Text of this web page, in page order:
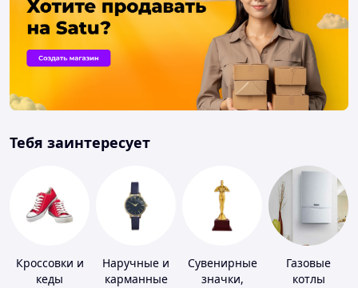
Тебя заинтересует
Кроссовки и
кеды
Наручные и
карманные
Сувенирные
значки,
Газовые
котлы